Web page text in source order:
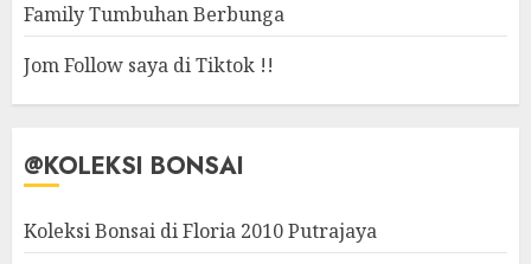
Family Tumbuhan Berbunga
Jom Follow saya di Tiktok !!
@KOLEKSI BONSAI
Koleksi Bonsai di Floria 2010 Putrajaya